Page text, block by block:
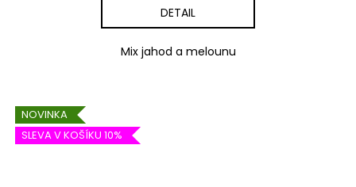
DETAIL
Mix jahod a melounu
NOVINKA
SLEVA V KOŠÍKU 10%